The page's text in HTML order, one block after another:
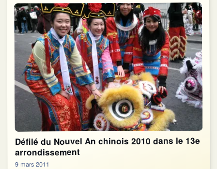
Défilé du Nouvel An chinois 2010 dans le 13e
arrondissement
9 mars 2011